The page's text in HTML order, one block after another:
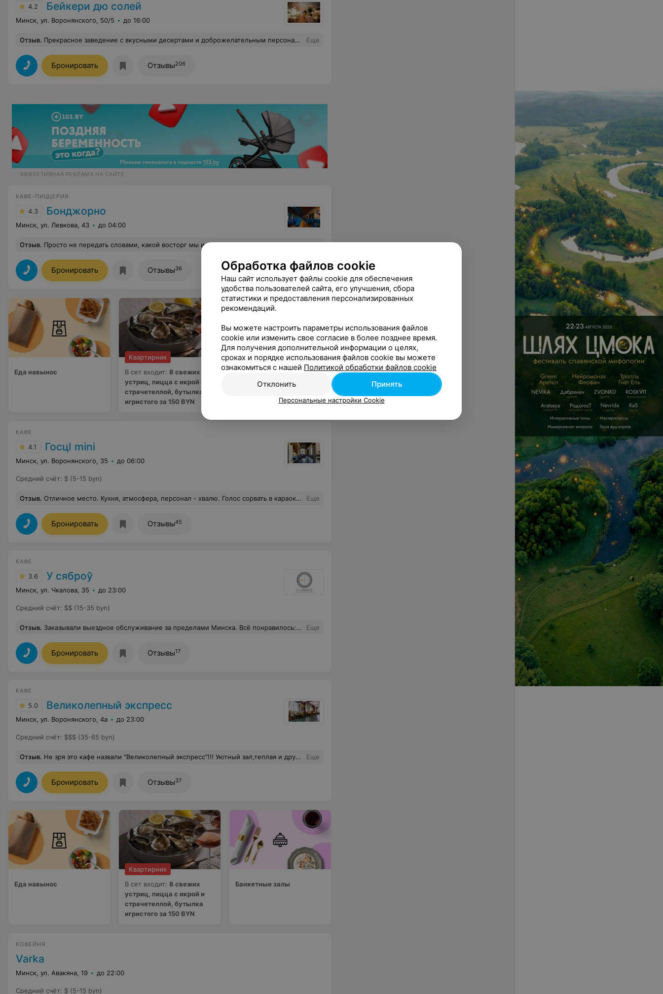
4.2 Бейкери дю солей
Минск, ул. Воронянского, 50/5 до 16:00
Отзыв. Прекрасное заведение с вкусными десертами и доброжелательным персоналом Еще
Бронировать Отзывы206
ЭФФЕКТИВНАЯ РЕКЛАМА НА САЙТЕ
КАФЕ-ПИЦЦЕРИЯ
4.3 Бонджорно
Минск, ул. Левкова, 43 до 04:00
Отзыв. Просто не передать словами, какой восторг мы испытали, посетив кафе "Бонджорно" в Минске 24 декабря 2025 года! Наша компания подруг, отмечая приближение Нового года, была покорена с первых минут. Кухня оказалась выше всяких похвал – стильная подача, изысканный вкус каждого блюда. Обслуживание было выше всяких похвал! Особую благодарность хотим выразить Георгию, который с таким вниманием и заботой курировал наш столик. Его профессионализм и доброжелательность сделали наш вечер незабываемым! И, конечно же, огромная благодарность ди-джею, который с легкостью поднял нас на ноги, заставив пуститься в зажигательные танцы и спеть любимые песни в караоке. Он создал невероятную атмосферу праздника и веселья! Уверены, что "Бонджорно" станет нашим любимым местом, и мы обязательно вернемся сюда много-много раз! Спасибо за прекрасный вечер и незабываемые эмоции! Еще
Бронировать Отзывы36
Еда навынос
Квартирник
В сет входит: 8 свежих
устриц, пицца с икрой и
страчетеллой, бутылка
игристого за 150 BYN
Банкетные залы
КАФЕ
4.1 ГосцI mini
Минск, ул. Воронянского, 35 до 06:00
Средний счёт: $ (5-15 byn)
Отзыв. Отличное место. Кухня, атмосфера, персонал - хвалю. Голос сорвать в караоке на раз-два. Для любителей весело провести время, потанцевать и поорать в микрофон - советую. Еще
Бронировать Отзывы45
КАФЕ
3.6 У сяброў
Минск, ул. Чкалова, 35 до 23:00
Средний счёт: $$ (15-35 byn)
Отзыв. Заказывали выездное обслуживание за пределами Минска. Всё понравилось: еда вкусная, персонал внимательный, посуду меняли на чистую даже чаще, чем можно было представить Еще
Бронировать Отзывы17
КАФЕ
5.0 Великолепный экспресс
Минск, ул. Воронянского, 4а до 23:00
Средний счёт: $$$ (35-65 byn)
Отзыв. Не зря это кафе назвали "Великолепный экспресс"!!! Уютный зал,теплая и дружеская атмосфера, улыбчивый персонал,приятная музыка!!! Интерьер напоминает вагон поезда!!! Такое ощущение, что ты находишься в вагоне ресторане необычайной красоты)) Уже несколько лет подряд я и мои друзья отмечают все свои праздники именно здесь. Отличное соотношение - цена-качество! Все всегда очень вкусно и недорого. "Живая музыка", хороший репертуар! Есть возможность и пообщаться и потанцевать. Спасибо большое всем работникам этого кафе за отличную работу!!! Еще
Бронировать Отзывы37
Еда навынос
Квартирник
В сет входит: 8 свежих
устриц, пицца с икрой и
страчетеллой, бутылка
игристого за 150 BYN
Банкетные залы
КОФЕЙНЯ
Varka
Минск, ул. Авакяна, 19 до 22:00
Средний счёт: $ (5-15 byn)
Обработка файлов cookie
Наш сайт использует файлы cookie для обеспечения
удобства пользователей сайта, его улучшения, сбора
статистики и предоставления персонализированных
рекомендаций.
Вы можете настроить параметры использования файлов
cookie или изменить свое согласие в более позднее время.
Для получения дополнительной информации о целях,
сроках и порядке использования файлов cookie вы можете
ознакомиться с нашей Политикой обработки файлов cookie
Отклонить
Принять
Персональные настройки Cookie